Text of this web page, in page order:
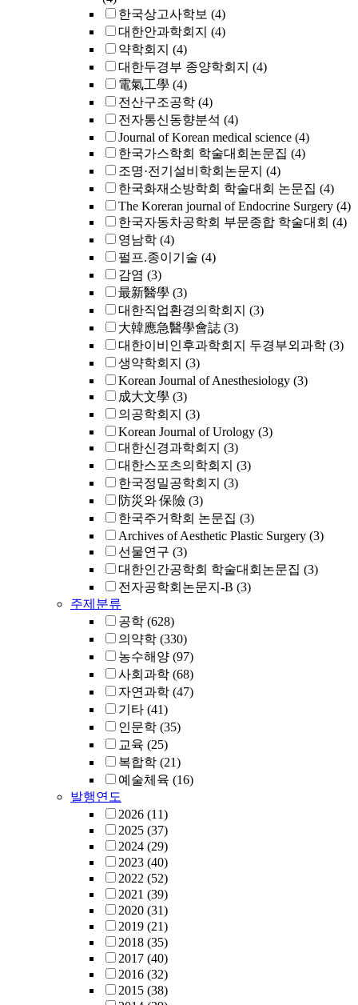
한국상고사학보 (4)
대한안과학회지 (4)
약학회지 (4)
대한두경부 종양학회지 (4)
電氣工學 (4)
전산구조공학 (4)
전자통신동향분석 (4)
Journal of Korean medical science (4)
한국가스학회 학술대회논문집 (4)
조명·전기설비학회논문지 (4)
한국화재소방학회 학술대회 논문집 (4)
The Koreran journal of Endocrine Surgery (4)
한국자동차공학회 부문종합 학술대회 (4)
영남학 (4)
펄프.종이기술 (4)
감염 (3)
最新醫學 (3)
대한직업환경의학회지 (3)
大韓應急醫學會誌 (3)
대한이비인후과학회지 두경부외과학 (3)
생약학회지 (3)
Korean Journal of Anesthesiology (3)
成大文學 (3)
의공학회지 (3)
Korean Journal of Urology (3)
대한신경과학회지 (3)
대한스포츠의학회지 (3)
한국정밀공학회지 (3)
防災와 保險 (3)
한국주거학회 논문집 (3)
Archives of Aesthetic Plastic Surgery (3)
선물연구 (3)
대한인간공학회 학술대회논문집 (3)
전자공학회논문지-B (3)
주제분류
공학 (628)
의약학 (330)
농수해양 (97)
사회과학 (68)
자연과학 (47)
기타 (41)
인문학 (35)
교육 (25)
복합학 (21)
예술체육 (16)
발행연도
2026 (11)
2025 (37)
2024 (29)
2023 (40)
2022 (52)
2021 (39)
2020 (31)
2019 (21)
2018 (35)
2017 (40)
2016 (32)
2015 (38)